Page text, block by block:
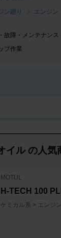
ン廻り エンジン
故障・メンテナンス
プ作業
イル の人気
MOTUL
H-TECH 100
ケミカル系 > エンジ